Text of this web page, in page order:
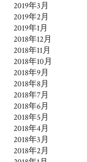
2019年3月
2019年2月
2019年1月
2018年12月
2018年11月
2018年10月
2018年9月
2018年8月
2018年7月
2018年6月
2018年5月
2018年4月
2018年3月
2018年2月